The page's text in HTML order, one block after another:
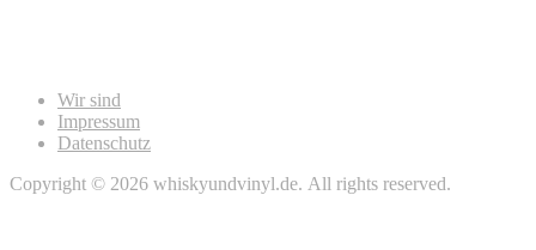
Wir sind
Impressum
Datenschutz
Copyright © 2026 whiskyundvinyl.de. All rights reserved.